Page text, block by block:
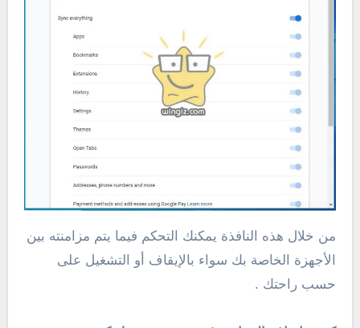
من خلال هذه النافذة يمكنك التحكم فيما يتم مزامنته بين
الأجهزة الخاصة بك سواء بالإيقاف أو التشغيل على
حسب راحتك .